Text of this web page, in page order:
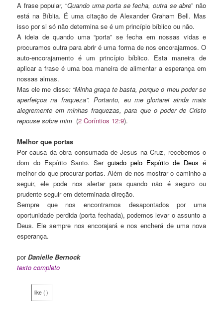
A frase popular, “Quando uma porta se fecha, outra se abre” não
está na Bíblia. É uma citação de Alexander Graham Bell. Mas
isso por si só não determina se é um princípio bíblico ou não.
A ideia de quando uma “porta” se fecha em nossas vidas e
procuramos outra para abrir é uma forma de nos encorajarmos. O
auto-encorajamento é um princípio bíblico. Esta maneira de
aplicar a frase é uma boa maneira de alimentar a esperança em
nossas almas.
Mas ele me disse: “Minha graça te basta, porque o meu poder se
aperfeiçoa na fraqueza”. Portanto, eu me gloriarei ainda mais
alegremente em minhas fraquezas, para que o poder de Cristo
repouse sobre mim (2 Coríntios 12:9).
Melhor que portas
Por causa da obra consumada de Jesus na Cruz, recebemos o
dom do Espírito Santo. Ser guiado pelo Espírito de Deus é
melhor do que procurar portas. Além de nos mostrar o caminho a
seguir, ele pode nos alertar para quando não é seguro ou
prudente seguir em determinada direção.
Sempre que nos encontramos desapontados por uma
oportunidade perdida (porta fechada), podemos levar o assunto a
Deus. Ele sempre nos encorajará e nos encherá de uma nova
esperança.
porDanielle Bernock
texto completo
like ( )